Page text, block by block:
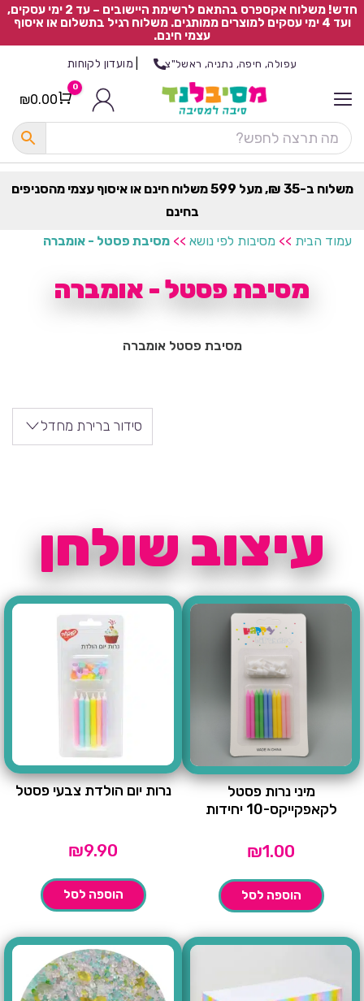
חדש! משלוח אקספרס בהתאם לרשימת היישובים – עד 2 ימי עסקים,
ועד 4 ימי עסקים למוצרים ממותגים. משלוח רגיל בתשלום או איסוף
עצמי חינם.
עפולה, חיפה, נתניה, ראשל"צ מועדון לקוחות
Cart
0
₪0.00
משלוח ב-35 ₪, מעל 599 משלוח חינם או איסוף עצמי מהסניפים
בחינם
עמוד הבית >> מסיבות לפי נושא >> מסיבת פסטל - אומברה
מסיבת פסטל - אומברה
מסיבת פסטל אומברה
סידור ברירת מחדל
עיצוב שולחן
מיני נרות פסטל
לקאפקייקס-10 יחידות
₪1.00
הוספה לסל
נרות יום הולדת צבעי פסטל
₪9.90
הוספה לסל